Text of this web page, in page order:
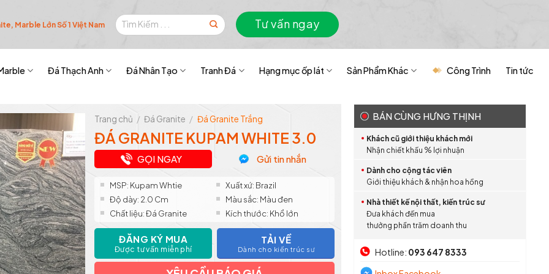
Marble Lớn Số 1 Việt Nam
Tìm
kiếm:
Tư vấn ngay
Đá Thạch Anh Đá Nhân Tạo Tranh Đá Hạng mục ốp lát Sản Phẩm Khác Công Trình Tin tức
BÁN CÙNG HƯNG THỊNH
Khách cũ giới thiệu khách mới
Nhận chiết khấu % lợi nhuận
Dành cho cộng tác viên
Giới thiệu khách & nhận hoa hồng
Nhà thiết kế nội thất, kiến trúc sư
Đưa khách đến mua
thưởng phần trăm doanh thu
Hotline: 093 647 8333
Trang chủ / Đá Granite / Đá Granite Trắng
ĐÁ GRANITE KUPAM WHITE 3.0
GỌI NGAY Gửi tin nhắn
MSP: Kupam Whtie
Xuất xứ: Brazil
Độ dày: 2.0 Cm
Màu sắc: Màu đen
Chất liệu: Đá Granite
Kích thước: Khổ lớn
ĐĂNG KÝ MUA
Được tư vấn miễn phí
TẢI VỀ
Dành cho kiến trúc sư